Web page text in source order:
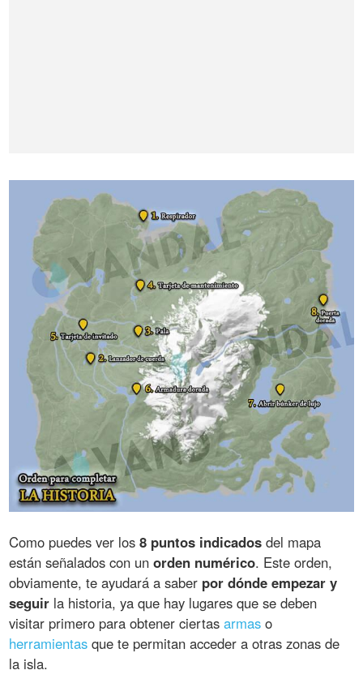
Como puedes ver los8 puntos indicados del mapa
están señalados con unorden numérico. Este orden,
obviamente, te ayudará a saber por dónde empezar y
seguir la historia, ya que hay lugares que se deben
visitar primero para obtener ciertasarmas o
herramientas que te permitan acceder a otras zonas de
la isla.